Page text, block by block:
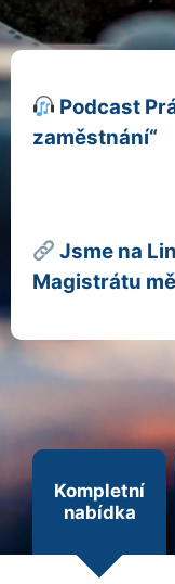
Podcast
zaměstnání“
Jsme na
Magistrátu
Kompletní
nabídka